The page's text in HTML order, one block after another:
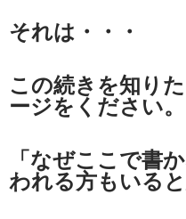
それは・・・
この続きを知り
ージをください。
「なぜここで書
われる方もいる